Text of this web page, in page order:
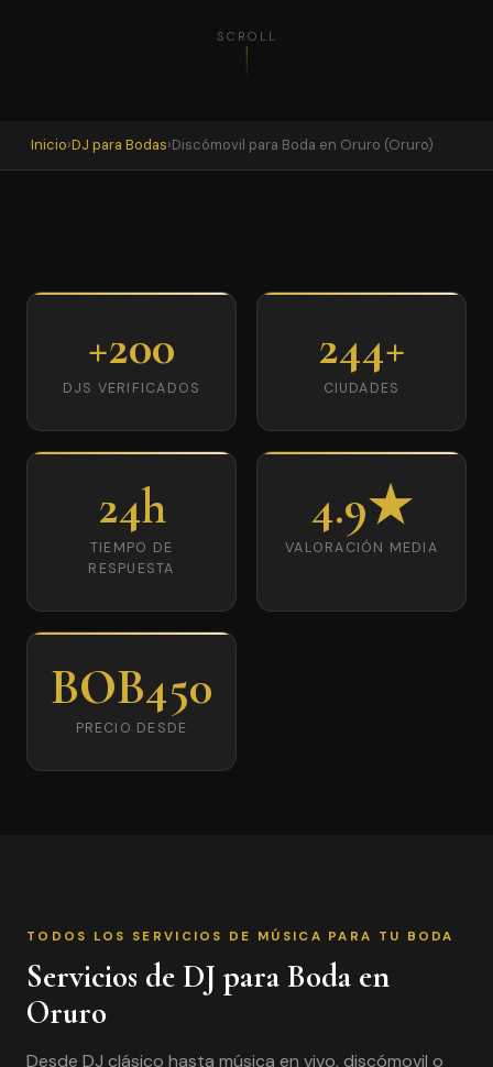
SCROLL
Inicio›DJ para Bodas›Discómovil para Boda en Oruro (Oruro)
+200
DJS VERIFICADOS
244+
CIUDADES
24h
TIEMPO DE
RESPUESTA
4.9★
VALORACIÓN MEDIA
BOB450
PRECIO DESDE
TODOS LOS SERVICIOS DE MÚSICA PARA TU BODA
Servicios de DJ para Boda en
Oruro
Desde DJ clásico hasta música en vivo, discómovil o